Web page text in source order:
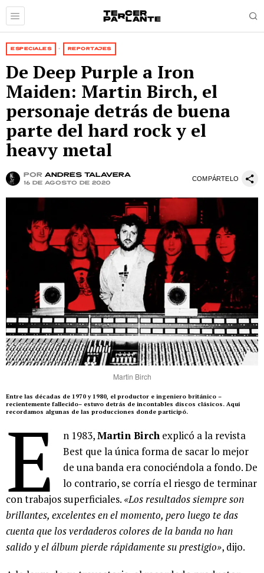
ESPECIALES · REPORTAJES
De Deep Purple a Iron
Maiden: Martin Birch, el
personaje detrás de buena
parte del hard rock y el
heavy metal
por Andrés Talavera
16 de agosto de 2020
COMPÁRTELO
Martin Birch
Entre las décadas de 1970 y 1980, el productor e ingeniero británico –
recientemente fallecido– estuvo detrás de incontables discos clásicos. Aquí
recordamos algunas de las producciones donde participó.
E n 1983,Martin Birch explicó a la revista
Best que la única forma de sacar lo mejor
de una banda era conociéndola a fondo. De
lo contrario, se corría el riesgo de terminar
con trabajos superficiales. «Los resultados siempre son
brillantes, excelentes en el momento, pero luego te das
cuenta que los verdaderos colores de la banda no han
salido y el álbum pierde rápidamente su prestigio», dijo.